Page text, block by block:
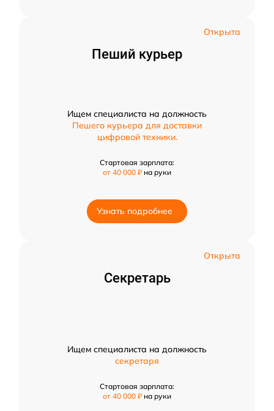
Открыта
Пеший курьер
Ищем специалиста на должность
Пешего курьера для доставки
цифровой техники.
Стартовая зарплата:
от 40 000 ₽ на руки
Узнать подробнее
Открыта
Секретарь
Ищем специалиста на должность
секретаря
Стартовая зарплата:
от 40 000 ₽ на руки